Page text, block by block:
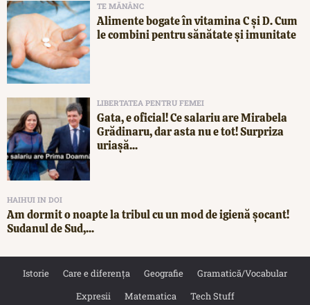
TE MĂNÂNC
Alimente bogate în vitamina C și D. Cum
le combini pentru sănătate și imunitate
LIBERTATEA PENTRU FEMEI
Gata, e oficial! Ce salariu are Mirabela
Grădinaru, dar asta nu e tot! Surpriza
uriașă...
HAIHUI IN DOI
Am dormit o noapte la tribul cu un mod de igienă șocant!
Sudanul de Sud,...
Istorie Care e diferența Geografie
Gramatică/Vocabular
Expresii
Matematica Tech Stuff